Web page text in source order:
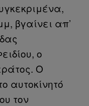
βγαίνει απ’
ο
O
αυτοκίνητό
τον